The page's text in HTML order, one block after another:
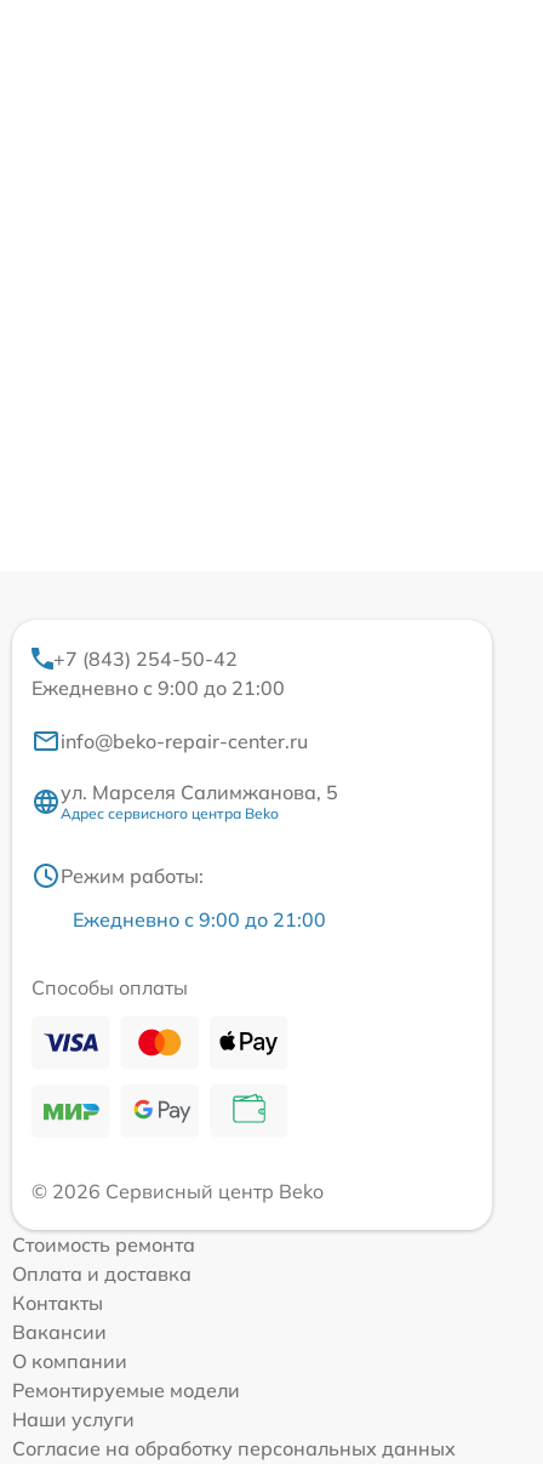
+7 (843) 254-50-42
Ежедневно с 9:00 до 21:00
info@beko-repair-center.ru
ул. Марселя Салимжанова, 5
Адрес сервисного центра Beko
Режим работы:
Ежедневно с 9:00 до 21:00
Способы оплаты
© 2026 Сервисный центр Beko
Стоимость ремонта
Оплата и доставка
Контакты
Вакансии
О компании
Ремонтируемые модели
Наши услуги
Согласие на обработку персональных данных